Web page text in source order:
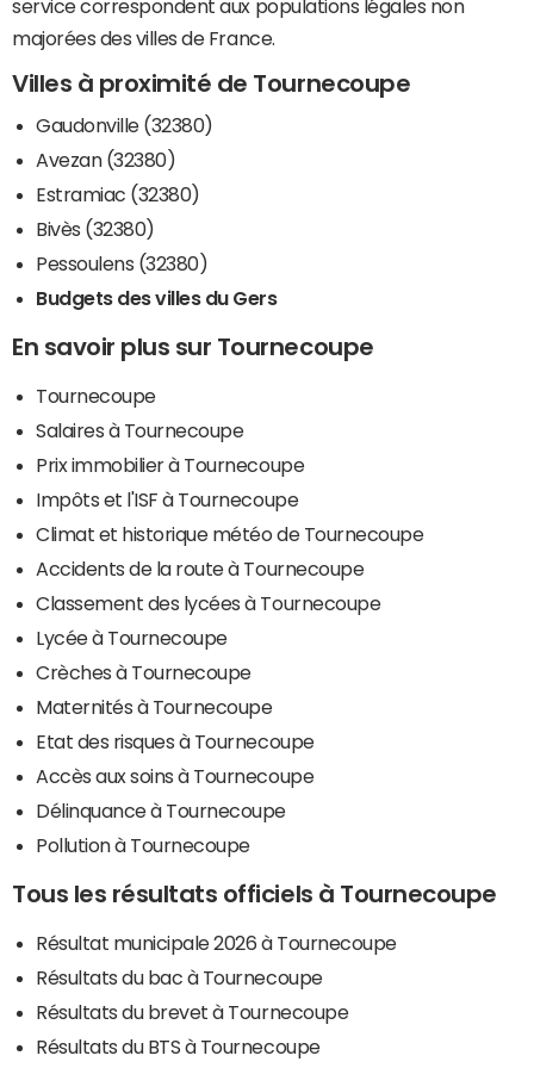
service correspondent aux populations légales non
majorées des villes de France.
Villes à proximité de Tournecoupe
Gaudonville (32380)
Avezan (32380)
Estramiac (32380)
Bivès (32380)
Pessoulens (32380)
Budgets des villes du Gers
En savoir plus sur Tournecoupe
Tournecoupe
Salaires à Tournecoupe
Prix immobilier à Tournecoupe
Impôts et l'ISF à Tournecoupe
Climat et historique météo de Tournecoupe
Accidents de la route à Tournecoupe
Classement des lycées à Tournecoupe
Lycée à Tournecoupe
Crèches à Tournecoupe
Maternités à Tournecoupe
Etat des risques à Tournecoupe
Accès aux soins à Tournecoupe
Délinquance à Tournecoupe
Pollution à Tournecoupe
Tous les résultats officiels à Tournecoupe
Résultat municipale 2026 à Tournecoupe
Résultats du bac à Tournecoupe
Résultats du brevet à Tournecoupe
Résultats du BTS à Tournecoupe